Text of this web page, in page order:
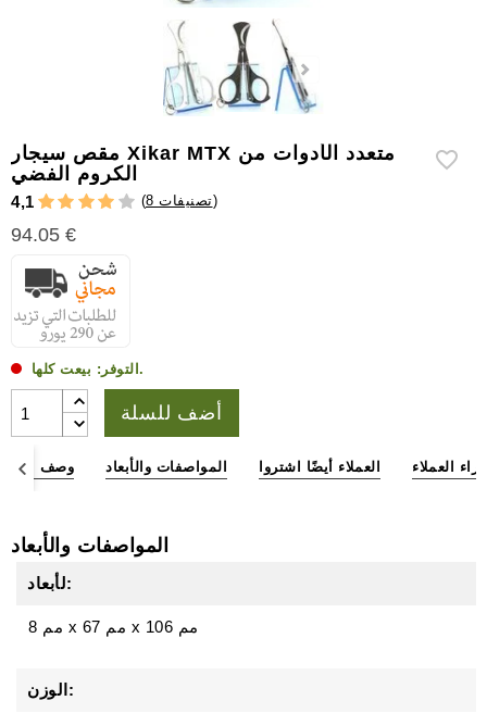
مقص سيجار Xikar MTX متعدد الأدوات من
الكروم الفضي
4,1 ( 8 تصنيفات)
94.05 €
التوفر: بيعت كلها.
أضف للسلة
وصف المواصفات والأبعاد العملاء أيضًا اشتروا آراء العملاء
المواصفات والأبعاد
لأبعاد:
8 مم x 67 مم x 106 مم
الوزن: